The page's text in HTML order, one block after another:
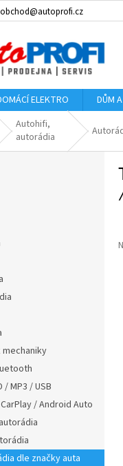
obchod@autoprofi.cz
ELEKTRO DŮM
Autohifi,
autorádia
/ MP3 / USB
/ Android Auto
dle značky auta